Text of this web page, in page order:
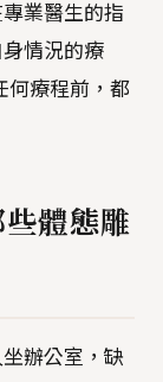
業醫生的指
情況的療
何療程前，都
體態雕
辦公室，缺